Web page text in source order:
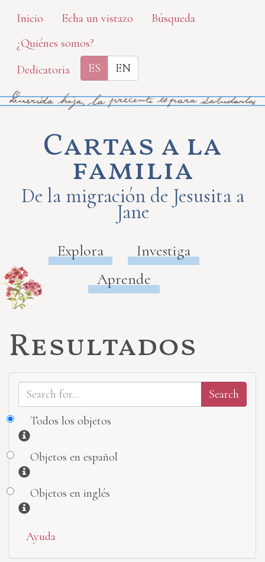
Skip
main
content
Inicio Echa un vistazo
Búsqueda
¿Quiénes somos?
Dedicatoria
ES EN
Cartas a la
familia
De la migración de Jesusita a
Jane
Explora
Investiga
Aprende
Resultados
Todos los objetos
Información
Objetos en español
Información
Objetos en inglés
Información
Ayuda